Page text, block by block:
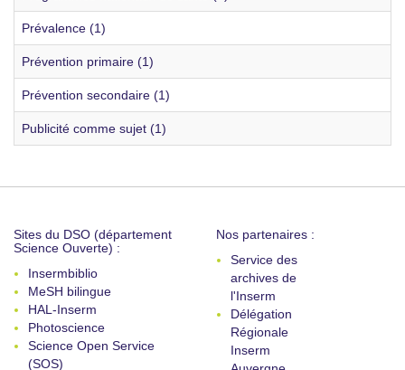
Prévalence (1)
Prévention primaire (1)
Prévention secondaire (1)
Publicité comme sujet (1)
Sites du DSO (département
Science Ouverte) :
Insermbiblio
MeSH bilingue
HAL-Inserm
Photoscience
Science Open Service
(SOS)
Nos partenaires :
Service des
archives de
l'Inserm
Délégation
Régionale
Inserm